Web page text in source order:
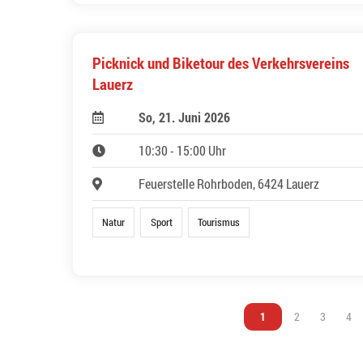
Picknick und Biketour des Verkehrsvereins
Lauerz
So, 21. Juni 2026
10:30 - 15:00 Uhr
Feuerstelle Rohrboden, 6424 Lauerz
Natur Sport Tourismus
Vous êtes sur la page
1 Vous êtes sur la
2 Vous êtes
3 4